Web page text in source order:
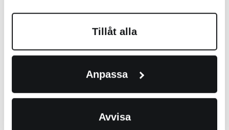
Tillåt alla
Anpassa
Avvisa